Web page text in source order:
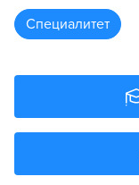
специалитет